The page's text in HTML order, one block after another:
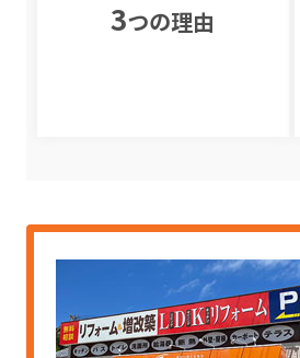
3つの理由